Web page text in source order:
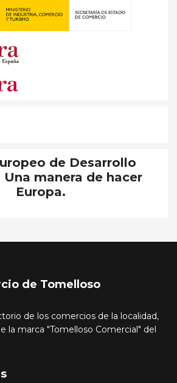
de Desarrollo
Una manera de hacer
Europa.
de Tomelloso
de los comercios de la localidad,
la marca "Tomelloso Comercial" del